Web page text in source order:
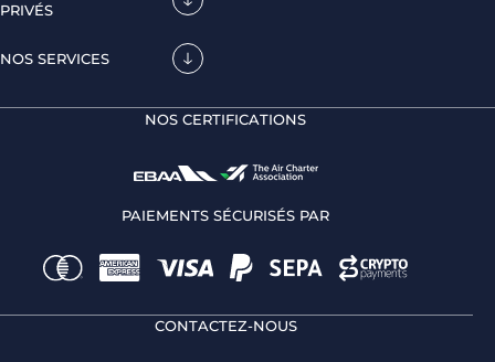
PRIVÉS
NOS SERVICES
NOS CERTIFICATIONS
PAIEMENTS SÉCURISÉS PAR
CONTACTEZ-NOUS